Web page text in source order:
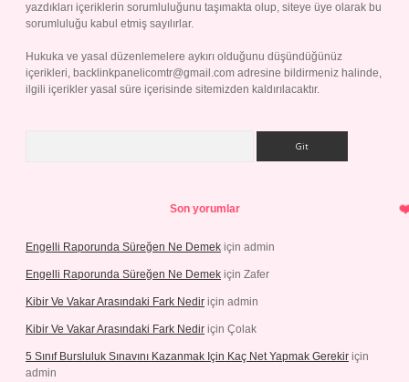
yazdıkları içeriklerin sorumluluğunu taşımakta olup, siteye üye olarak bu
sorumluluğu kabul etmiş sayılırlar.
Hukuka ve yasal düzenlemelere aykırı olduğunu düşündüğünüz
içerikleri, backlinkpanelicomtr@gmail.com adresine bildirmeniz halinde,
ilgili içerikler yasal süre içerisinde sitemizden kaldırılacaktır.
Son yorumlar
Engelli Raporunda Süreğen Ne Demek için admin
Engelli Raporunda Süreğen Ne Demek için Zafer
Kibir Ve Vakar Arasındaki Fark Nedir için admin
Kibir Ve Vakar Arasındaki Fark Nedir için Çolak
5 Sınıf Bursluluk Sınavını Kazanmak Için Kaç Net Yapmak Gerekir için
admin